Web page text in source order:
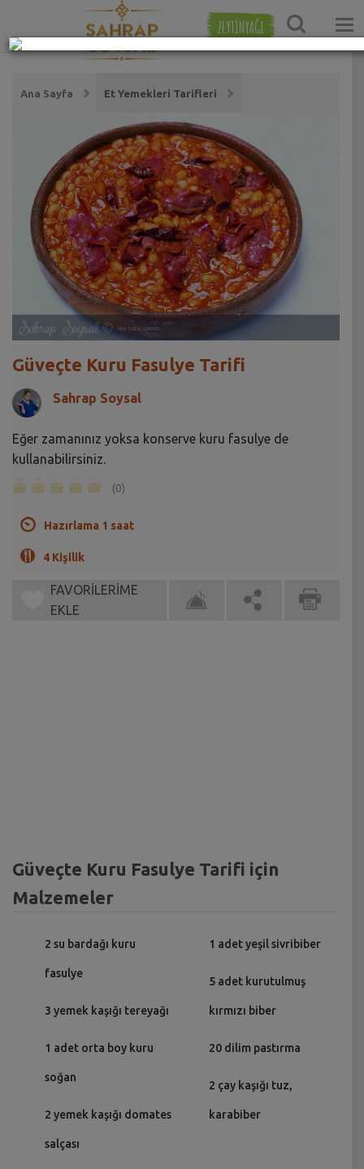
ZEYTİNYAĞI
Ana Sayfa Et Yemekleri Tarifleri
Güveçte Kuru Fasulye Tarifi
Sahrap Soysal
Eğer zamanınız yoksa konserve kuru fasulye de
kullanabilirsiniz.
(0)
Hazırlama 1 saat
4 Kişilik
FAVORİLERİME
EKLE
Güveçte Kuru Fasulye Tarifi için
Malzemeler
2 su bardağı kuru
fasulye
3 yemek kaşığı tereyağı
1 adet orta boy kuru
soğan
2 yemek kaşığı domates
salçası
1 adet yeşil sivribiber
5 adet kurutulmuş
kırmızı biber
20 dilim pastırma
2 çay kaşığı tuz,
karabiber